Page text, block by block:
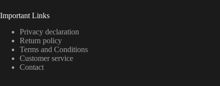
Important Links
Privacy declaration
Return policy
Terms and Conditions
Customer service
Contact